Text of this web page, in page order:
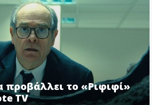
προβάλλει το «Ριφιφί»
TV